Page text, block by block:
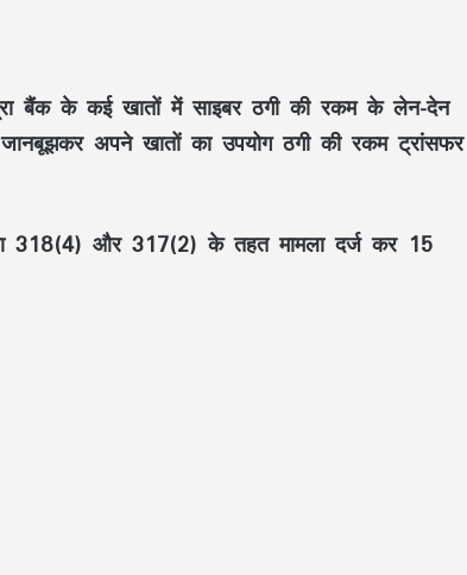
बैंक के कई खातों में साइबर ठगी की रकम के लेन-देन
अपने खातों का उपयोग ठगी की रकम ट्रांसफर
318(4) और 317(2) के तहत मामला दर्ज कर 15